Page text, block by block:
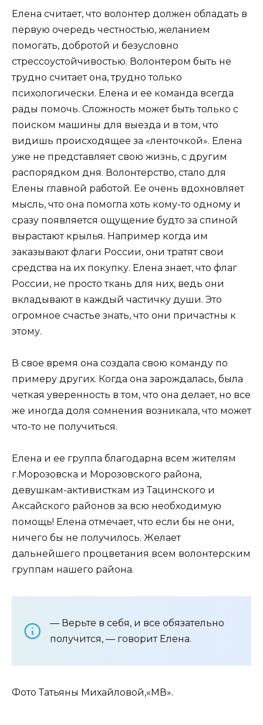
Елена считает, что волонтер должен обладать в
первую очередь честностью, желанием
помогать, добротой и безусловно
стрессоустойчивостью. Волонтером быть не
трудно считает она, трудно только
психологически. Елена и ее команда всегда
рады помочь. Сложность может быть только с
поиском машины для выезда и в том, что
видишь происходящее за «ленточкой». Елена
уже не представляет свою жизнь, с другим
распорядком дня. Волонтерство, стало для
Елены главной работой. Ее очень вдохновляет
мысль, что она помогла хоть кому-то одному и
сразу появляется ощущение будто за спиной
вырастают крылья. Например когда им
заказывают флаги России, они тратят свои
средства на их покупку. Елена знает, что флаг
России, не просто ткань для них, ведь они
вкладывают в каждый частичку души. Это
огромное счастье знать, что они причастны к
этому.
В свое время она создала свою команду по
примеру других. Когда она зарождалась, была
четкая уверенность в том, что она делает, но все
же иногда доля сомнения возникала, что может
что-то не получиться.
Елена и ее группа благодарна всем жителям
г.Морозовска и Морозовского района,
девушкам-активисткам из Тацинского и
Аксайского районов за всю необходимую
помощь! Елена отмечает, что если бы не они,
ничего бы не получилось. Желает
дальнейшего процветания всем волонтерским
группам нашего района.
— Верьте в себя, и все обязательно
получится, — говорит Елена.
Фото Татьяны Михайловой,«МВ».